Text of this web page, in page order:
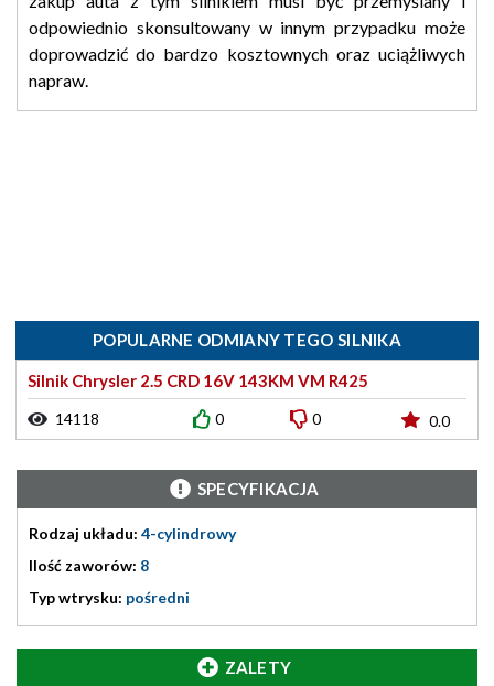
odpowiednio skonsultowany w innym przypadku może
doprowadzić do bardzo kosztownych oraz uciążliwych
napraw.
POPULARNE ODMIANY TEGO SILNIKA
Silnik Chrysler 2.5 CRD 16V 143KM VM R425
14118 0 0 0.0
SPECYFIKACJA
Rodzaj układu: 4-cylindrowy
Ilość zaworów: 8
Typ wtrysku: pośredni
ZALETY